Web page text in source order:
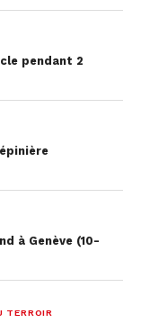
pendant 2
à Genève (10-
TERROIR